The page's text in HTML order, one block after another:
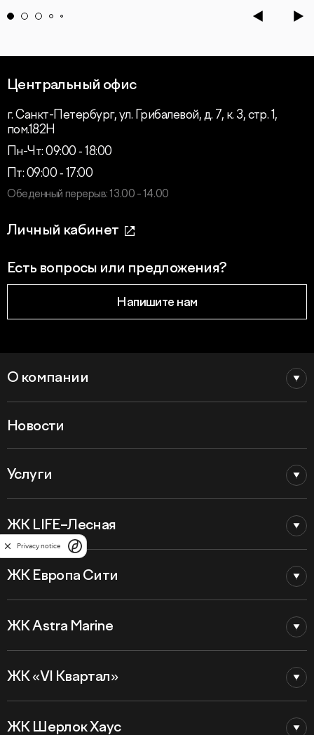
Центральный офис
г. Санкт-Петербург, ул. Грибалевой, д. 7, к. 3, стр. 1,
пом.182Н
Пн-Чт: 09:00 ‑ 18:00
Пт: 09:00 ‑ 17:00
Обеденный перерыв: 13.00 - 14.00
Личный кабинет
Есть вопросы или предложения?
Напишите нам
О компании
Новости
Услуги
ЖК LIFE–Лесная
ЖК Европа Сити
ЖК Astra Marine
ЖК «VI Квартал»
ЖК Шерлок Хаус
Privacy notice